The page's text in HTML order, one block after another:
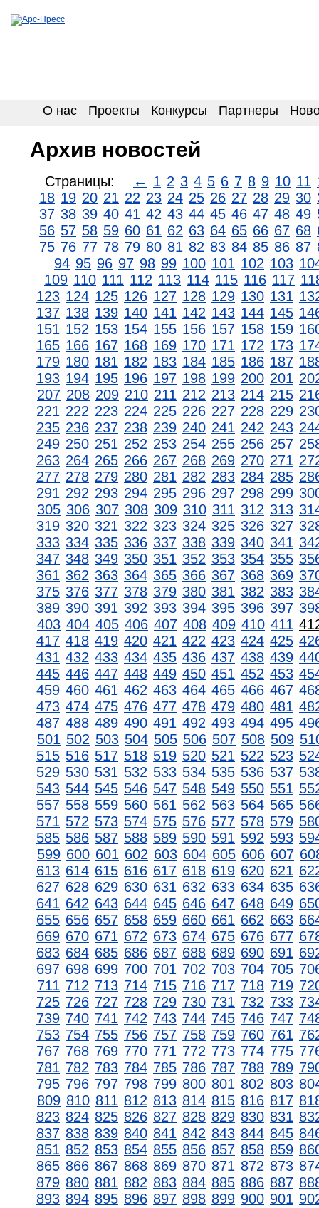
О нас Проекты Конкурсы Партнеры
Архив новостей
Страницы: ← 1 2 3 4 5 6 7 8 9 10 11
18 19 20 21 22 23 24 25 26 27 28 29 30
37 38 39 40 41 42 43 44 45 46 47 48 49
56 57 58 59 60 61 62 63 64 65 66 67 68
75 76 77 78 79 80 81 82 83 84 85 86 87
94 95 96 97 98 99 100 101 102 103
109 110 111 112 113 114 115 116 117
123 124 125 126 127 128 129 130 131
137 138 139 140 141 142 143 144 145
151 152 153 154 155 156 157 158 159
165 166 167 168 169 170 171 172 173
179 180 181 182 183 184 185 186 187
193 194 195 196 197 198 199 200 201
207 208 209 210 211 212 213 214 215
221 222 223 224 225 226 227 228 229
235 236 237 238 239 240 241 242 243
249 250 251 252 253 254 255 256 257
263 264 265 266 267 268 269 270 271
277 278 279 280 281 282 283 284 285
291 292 293 294 295 296 297 298 299
305 306 307 308 309 310 311 312 313
319 320 321 322 323 324 325 326 327
333 334 335 336 337 338 339 340 341
347 348 349 350 351 352 353 354 355
361 362 363 364 365 366 367 368 369
375 376 377 378 379 380 381 382 383
389 390 391 392 393 394 395 396 397
403 404 405 406 407 408 409 410 411
417 418 419 420 421 422 423 424 425
431 432 433 434 435 436 437 438 439
445 446 447 448 449 450 451 452 453
459 460 461 462 463 464 465 466 467
473 474 475 476 477 478 479 480 481
487 488 489 490 491 492 493 494 495
501 502 503 504 505 506 507 508 509
515 516 517 518 519 520 521 522 523
529 530 531 532 533 534 535 536 537
543 544 545 546 547 548 549 550 551
557 558 559 560 561 562 563 564 565
571 572 573 574 575 576 577 578 579
585 586 587 588 589 590 591 592 593
599 600 601 602 603 604 605 606 607
613 614 615 616 617 618 619 620 621
627 628 629 630 631 632 633 634 635
641 642 643 644 645 646 647 648 649
655 656 657 658 659 660 661 662 663
669 670 671 672 673 674 675 676 677
683 684 685 686 687 688 689 690 691
697 698 699 700 701 702 703 704 705
711 712 713 714 715 716 717 718 719
725 726 727 728 729 730 731 732 733
739 740 741 742 743 744 745 746 747
753 754 755 756 757 758 759 760 761
767 768 769 770 771 772 773 774 775
781 782 783 784 785 786 787 788 789
795 796 797 798 799 800 801 802 803
809 810 811 812 813 814 815 816 817
823 824 825 826 827 828 829 830 831
837 838 839 840 841 842 843 844 845
851 852 853 854 855 856 857 858 859
865 866 867 868 869 870 871 872 873
879 880 881 882 883 884 885 886 887
893 894 895 896 897 898 899 900 901